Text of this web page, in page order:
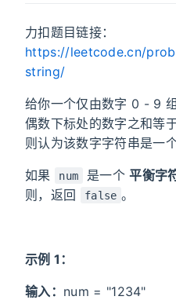
力扣题目链接：
https://leetcode.cn/
string/
给你一个仅由数字 0 - 9
偶数下标处的数字之和等
则认为该数字字符串是一
如果 num 是一个平衡字
则，返回
false 。
示例 1：
输入： num = "1234"